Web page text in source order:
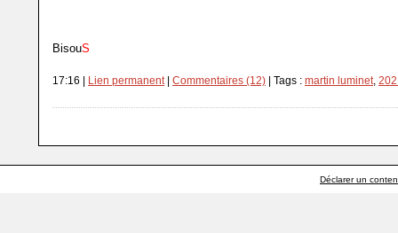
BisouS
17:16 | Lien permanent| Commentaires (12) | Tags : martin luminet,
Déclarer un